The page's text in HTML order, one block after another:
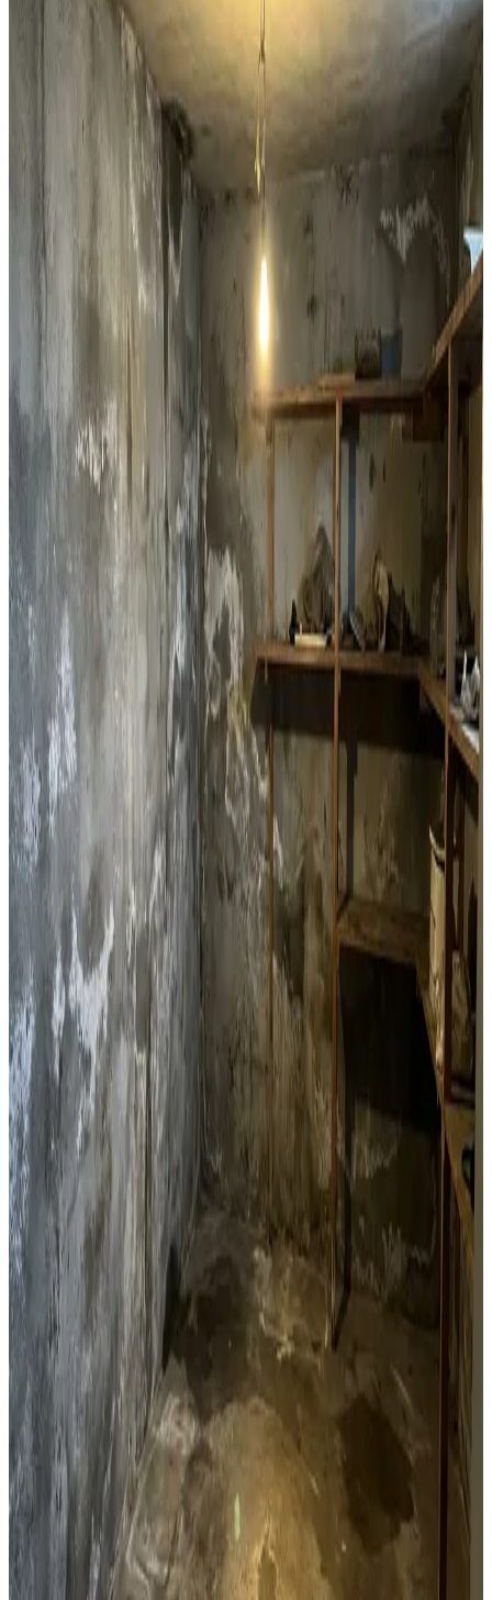
AirPro V2 decentral ventilation til private huse i Hornslet.
97% varmegenvinding, 12 dB og WiFi-styring. Den
effektive løsning mod fugt i huset.
Læs mere
Lejlighedsventilation
Decentral ventilation til lejligheder og etageejendomme i
Hornslet. Perfekt til boligforeninger og enkeltlejligheder
med fugtproblemer.
Læs mere
Kælderventilation
Kælderfugt, opstigende fugt og kondens i Hornslet? Vi
installerer ventilation der adresserer fugtproblemet i din
kælder.
Læs mere